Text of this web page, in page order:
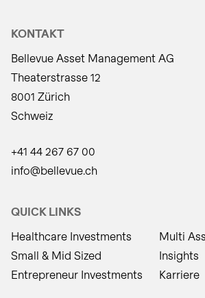
KONTAKT
Bellevue Asset Management AG
Theaterstrasse 12
8001 Zürich
Schweiz
+41 44 267 67 00
info@bellevue.ch
QUICK LINKS
Healthcare Investments
Small & Mid Sized
Entrepreneur Investments
Multi
Insights
Karriere